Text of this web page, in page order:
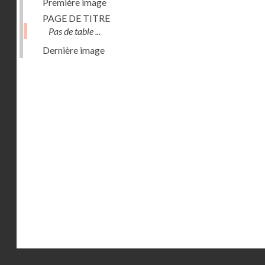
PAGE DE TITRE
Pas de table ...
Dernière image